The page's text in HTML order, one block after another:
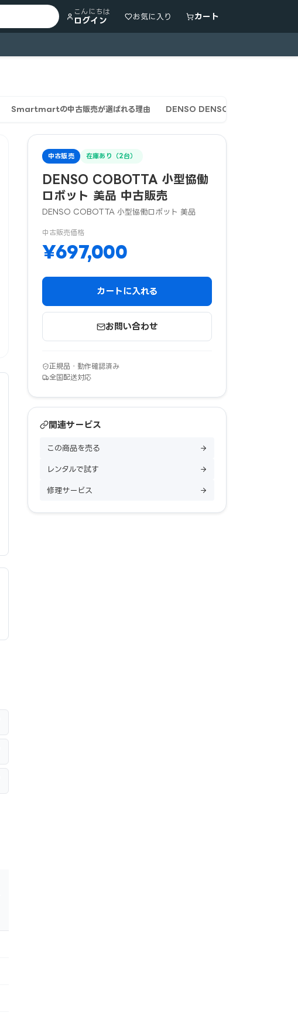
こんにちは
ログイン お気に入り カート
Smartmartの中古販売が選ばれる理由 DENSO DENSO COBOTTA 小型
中古販売 在庫あり（2台）
DENSO COBOTTA 小型協働
ロボット 美品 中古販売
DENSO COBOTTA 小型協働ロボット 美品
中古販売価格
¥697,000
カートに入れる
お問い合わせ
正規品・動作確認済み
全国配送対応
関連サービス
この商品を売る
レンタルで試す
修理サービス